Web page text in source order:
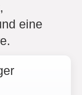
eine